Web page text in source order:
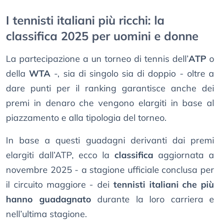
I tennisti italiani più ricchi: la
classifica 2025 per uomini e donne
La partecipazione a un torneo di tennis dell’ATP o
dellaWTA -, sia di singolo sia di doppio - oltre a
dare punti per il ranking garantisce anche dei
premi in denaro che vengono elargiti in base al
piazzamento e alla tipologia del torneo.
In base a questi guadagni derivanti dai premi
elargiti dall’ATP, ecco la classifica aggiornata a
novembre 2025 - a stagione ufficiale conclusa per
il circuito maggiore - dei tennisti italiani che più
hanno guadagnato durante la loro carriera e
nell’ultima stagione.